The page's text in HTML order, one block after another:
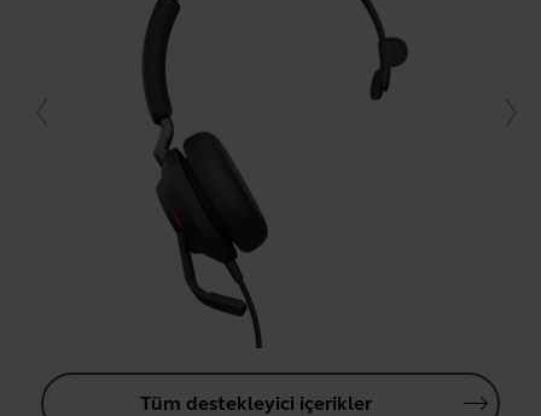
Tüm destekleyici içerikler